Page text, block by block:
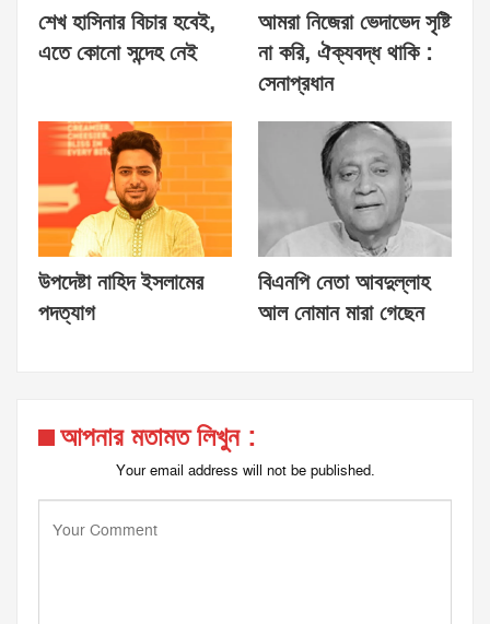
শেখ হাসিনার বিচার হবেই,
এতে কোনো সন্দেহ নেই
আমরা নিজেরা ভেদাভেদ সৃষ্টি
না করি, ঐক্যবদ্ধ থাকি :
সেনাপ্রধান
উপদেষ্টা নাহিদ ইসলামের
পদত্যাগ
বিএনপি নেতা আবদুল্লাহ
আল নোমান মারা গেছেন
আপনার মতামত লিখুন :
Your email address will not be published.